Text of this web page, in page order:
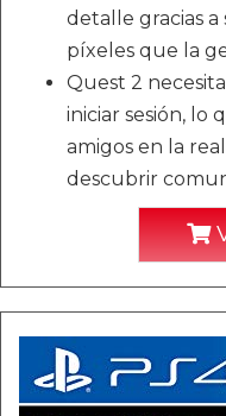
detalle gracias a
píxeles que la
Quest 2
iniciar sesión, lo
amigos en la
descubrir